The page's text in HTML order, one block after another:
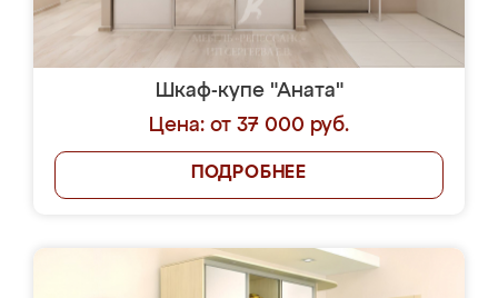
Шкаф-купе "Аната"
Цена: от 37 000 руб.
ПОДРОБНЕЕ